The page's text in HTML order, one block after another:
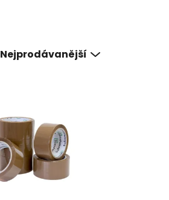
Nejprodávanější